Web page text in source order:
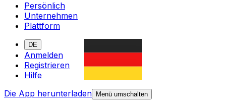
Persönlich
Unternehmen
Plattform
DE
Anmelden
Registrieren
Hilfe
Die App herunterladen
Menü umschalten